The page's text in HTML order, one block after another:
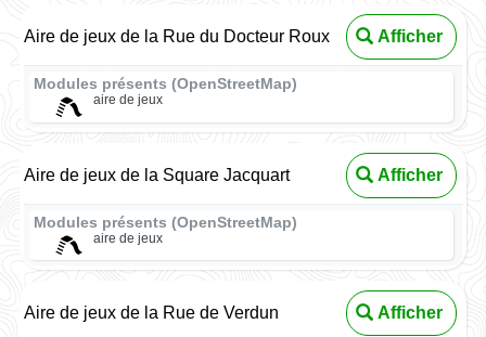
Aire de jeux de la Rue du Docteur Roux Afficher
Modules présents (OpenStreetMap)
aire de jeux
Aire de jeux de la Square Jacquart Afficher
Modules présents (OpenStreetMap)
aire de jeux
Aire de jeux de la Rue de Verdun Afficher